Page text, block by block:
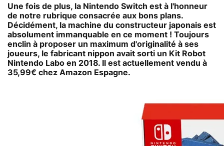
Une fois de plus, la Nintendo Switch est à l'honneur
de notre rubrique consacrée aux bons plans.
Décidément, la machine du constructeur japonais est
absolument immanquable en ce moment ! Toujours
enclin à proposer un maximum d'originalité à ses
joueurs, le fabricant nippon avait sorti un Kit Robot
Nintendo Labo en 2018. Il est actuellement vendu à
35,99€ chez Amazon Espagne.